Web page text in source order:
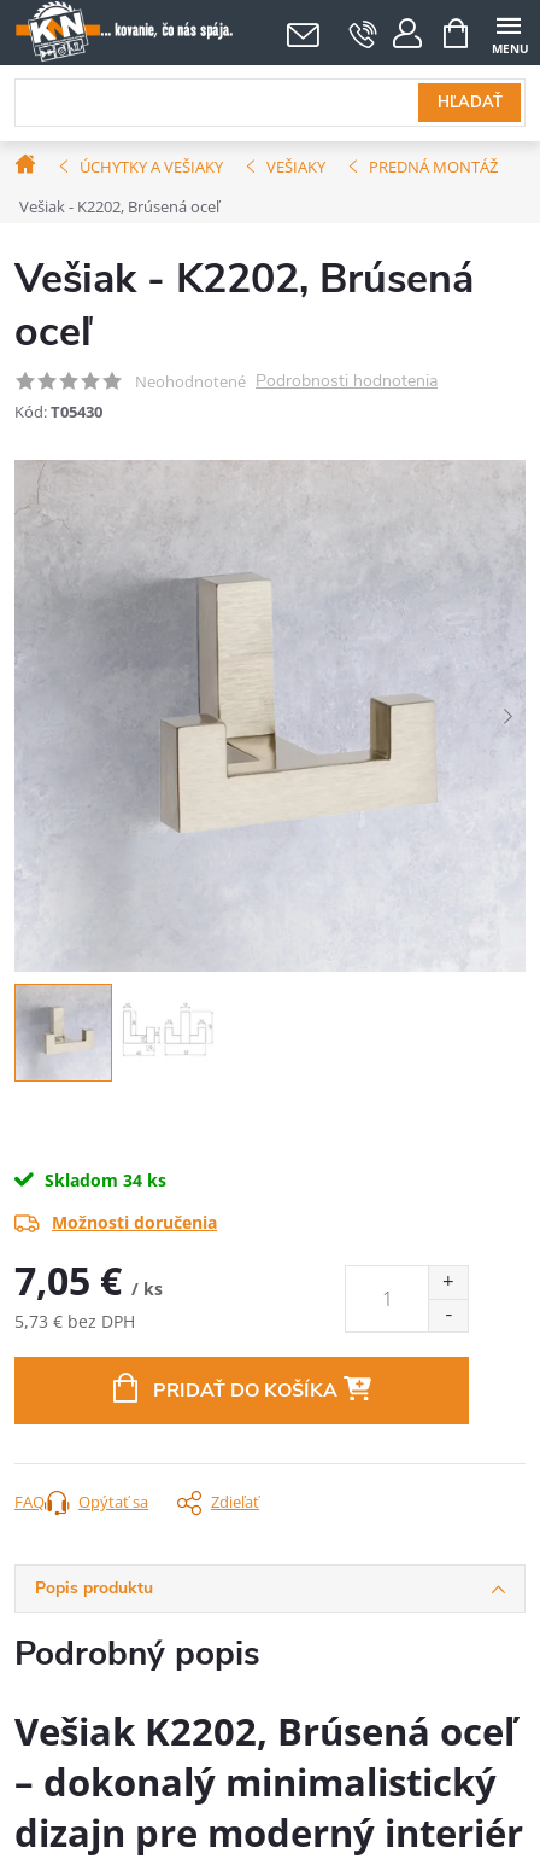
Prejsť
na
obsah
HĽADAŤ
NÁKUPNÝ
KOŠÍK
DomovÚCHYTKY A VEŠIAKY VEŠIAKY
PREDNÁ MONTÁŽ
Vešiak - K2202, Brúsená oceľ
Vešiak - K2202, Brúsená
oceľ
Neohodnotené Podrobnosti hodnotenia
Kód:T05430
Skladom 34 ks
Možnosti doručenia
7,05 € / ks
5,73 € bez DPH
PRIDAŤ DO KOŠÍKA
Opýtať sa Zdieľať
FAQ
Popis produktu
Podrobný popis
Vešiak K2202, Brúsená oceľ
– dokonalý minimalistický
dizajn pre moderný interiér